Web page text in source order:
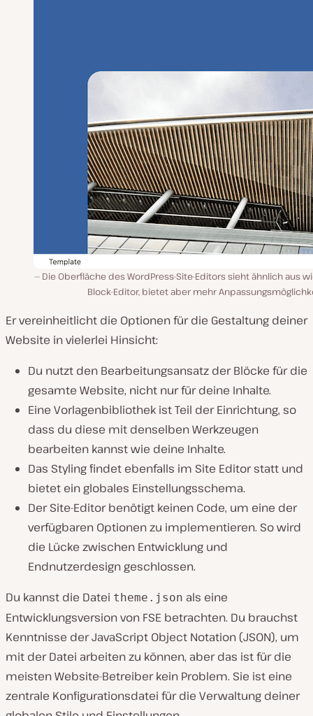
Die Oberfläche des WordPress-Site-Editors sieht ähnlich aus
Block-Editor, bietet aber mehr
Er vereinheitlicht die Optionen für die Gestaltung deiner
Website in vielerlei Hinsicht:
Du nutzt den Bearbeitungsansatz der Blöcke für die
gesamte Website, nicht nur für deine Inhalte.
Eine Vorlagenbibliothek ist Teil der Einrichtung, so
dass du diese mit denselben Werkzeugen
bearbeiten kannst wie deine Inhalte.
Das Styling findet ebenfalls im Site Editor statt und
bietet ein globales Einstellungsschema.
Der Site-Editor benötigt keinen Code, um eine der
verfügbaren Optionen zu implementieren. So wird
die Lücke zwischen Entwicklung und
Endnutzerdesign geschlossen.
Du kannst die Datei theme.json als eine
Entwicklungsversion von FSE betrachten. Du brauchst
Kenntnisse der JavaScript Object Notation (JSON), um
mit der Datei arbeiten zu können, aber das ist für die
meisten Website-Betreiber kein Problem. Sie ist eine
zentrale Konfigurationsdatei für die Verwaltung deiner